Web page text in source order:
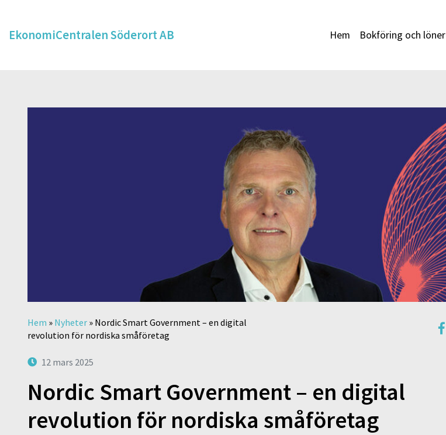
EkonomiCentralen Söderort AB Hem Bokföring och löner
Hem » Nyheter » Nordic Smart Government – en digital
revolution för nordiska småföretag
12 mars 2025
Nordic Smart Government – en digital
revolution för nordiska småföretag